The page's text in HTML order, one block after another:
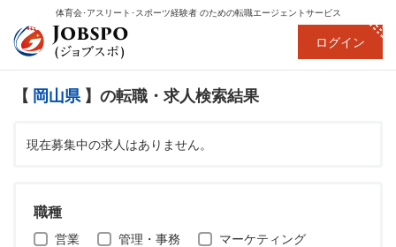
体育会･アスリート･スポーツ経験者のための転職エージェントサービス
ログイン
【 岡山県 】の転職・求人検索結果
現在募集中の求人はありません。
職種
営業 管理・事務
マーケティング